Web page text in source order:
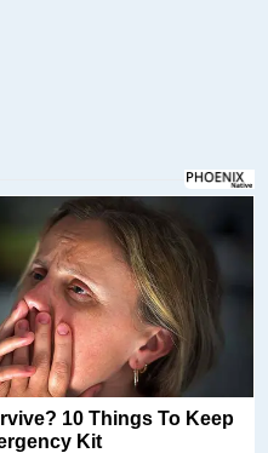
10 Things To Keep
Kit